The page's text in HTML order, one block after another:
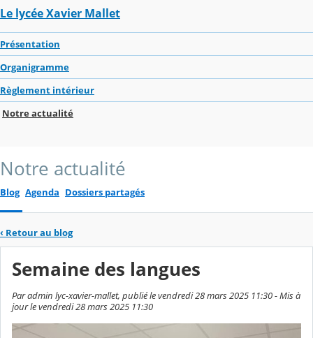
Le lycée Xavier Mallet
Présentation
Organigramme
Règlement intérieur
Notre actualité
Notre actualité
Blog Agenda Dossiers partagés
‹ Retour au blog
Semaine des langues
Par admin lyc-xavier-mallet, publié le vendredi 28 mars 2025 11:30 - Mis à
jour le vendredi 28 mars 2025 11:30